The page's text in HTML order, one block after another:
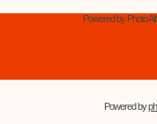
Powered by Photo
Powered by